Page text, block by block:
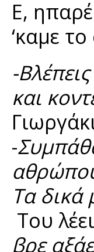
Ε,
‘καμε
-
και
-
Τα δικά
Του
βρε